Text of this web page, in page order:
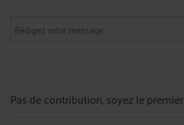
Pas de contribution, soyez le premier